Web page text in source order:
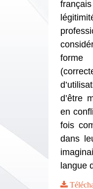
forme
d’être
en
fois
dans
langue